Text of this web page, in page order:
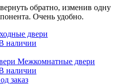
обратно, изменив одну
Очень удобно.
двери
наличии
Межкомнатные двери
наличии
заказ